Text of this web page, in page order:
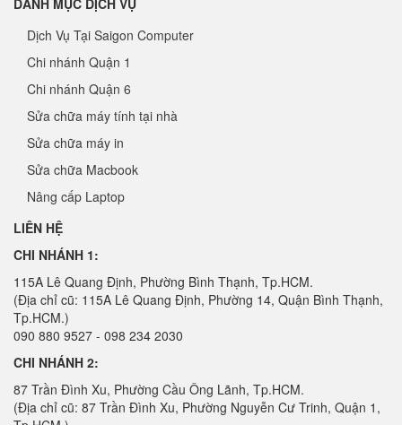
DANH MỤC DỊCH VỤ
Dịch Vụ Tại Saigon Computer
Chi nhánh Quận 1
Chi nhánh Quận 6
Sửa chữa máy tính tại nhà
Sửa chữa máy in
Sửa chữa Macbook
Nâng cấp Laptop
LIÊN HỆ
CHI NHÁNH 1:
115A Lê Quang Định, Phường Bình Thạnh, Tp.HCM.
(Địa chỉ cũ: 115A Lê Quang Định, Phường 14, Quận Bình Thạnh,
Tp.HCM.)
090 880 9527 - 098 234 2030
CHI NHÁNH 2:
87 Trần Đình Xu, Phường Cầu Ông Lãnh, Tp.HCM.
(Địa chỉ cũ: 87 Trần Đình Xu, Phường Nguyễn Cư Trinh, Quận 1,